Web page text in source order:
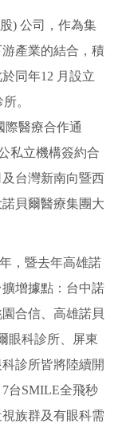
) 公司，作為集
產業的結合，積
同年12 月設立
。
際醫療合作通
私立機構簽約合
台灣新南向暨西
貝爾醫療集團大
，暨去年高雄諾
增據點：台中諾
合信、高雄諾貝
眼科診所、屏東
診所皆將陸續開
台SMILE全飛秒
族群及有眼科需